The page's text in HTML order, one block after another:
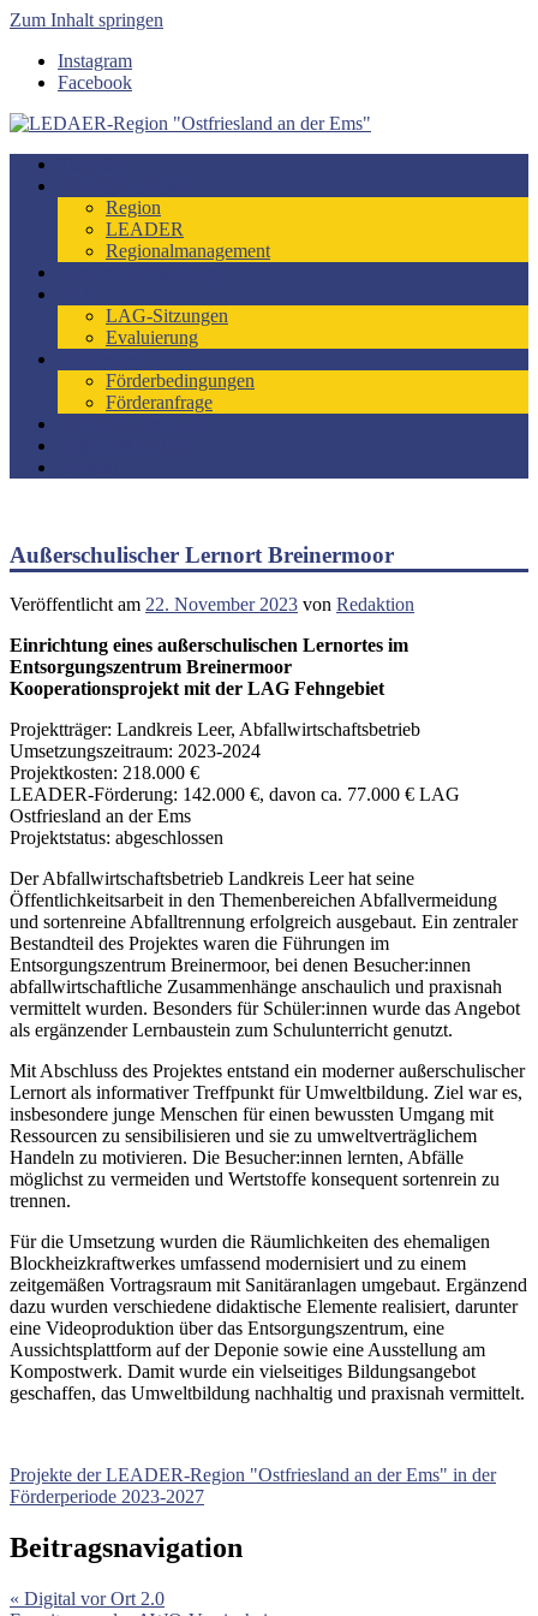
Zum Inhalt springen
Instagram
Facebook
LEDAER-Region "Ostfriesland an der Ems"
Förderzeitraum 2023-2027
Region
LEADER
Regionalmanagement
LAG-Sitzungen
Evaluierung
Förderbedingungen
Förderanfrage
Außerschulischer Lernort Breinermoor
Veröffentlicht am 22. November 2023 von Redaktion
Einrichtung eines außerschulischen Lernortes im
Entsorgungszentrum Breinermoor
Kooperationsprojekt mit der LAG Fehngebiet
Projektträger: Landkreis Leer, Abfallwirtschaftsbetrieb
Umsetzungszeitraum: 2023-2024
Projektkosten: 218.000 €
LEADER-Förderung: 142.000 €, davon ca. 77.000 € LAG
Ostfriesland an der Ems
Projektstatus: abgeschlossen
Der Abfallwirtschaftsbetrieb Landkreis Leer hat seine
Öffentlichkeitsarbeit in den Themenbereichen Abfallvermeidung
und sortenreine Abfalltrennung erfolgreich ausgebaut. Ein zentraler
Bestandteil des Projektes waren die Führungen im
Entsorgungszentrum Breinermoor, bei denen Besucher:innen
abfallwirtschaftliche Zusammenhänge anschaulich und praxisnah
vermittelt wurden. Besonders für Schüler:innen wurde das Angebot
als ergänzender Lernbaustein zum Schulunterricht genutzt.
Mit Abschluss des Projektes entstand ein moderner außerschulischer
Lernort als informativer Treffpunkt für Umweltbildung. Ziel war es,
insbesondere junge Menschen für einen bewussten Umgang mit
Ressourcen zu sensibilisieren und sie zu umweltverträglichem
Handeln zu motivieren. Die Besucher:innen lernten, Abfälle
möglichst zu vermeiden und Wertstoffe konsequent sortenrein zu
trennen.
Für die Umsetzung wurden die Räumlichkeiten des ehemaligen
Blockheizkraftwerkes umfassend modernisiert und zu einem
zeitgemäßen Vortragsraum mit Sanitäranlagen umgebaut. Ergänzend
dazu wurden verschiedene didaktische Elemente realisiert, darunter
eine Videoproduktion über das Entsorgungszentrum, eine
Aussichtsplattform auf der Deponie sowie eine Ausstellung am
Kompostwerk. Damit wurde ein vielseitiges Bildungsangebot
geschaffen, das Umweltbildung nachhaltig und praxisnah vermittelt.
Projekte der LEADER-Region "Ostfriesland an der Ems" in der
Förderperiode 2023-2027
Beitragsnavigation
« Digital vor Ort 2.0